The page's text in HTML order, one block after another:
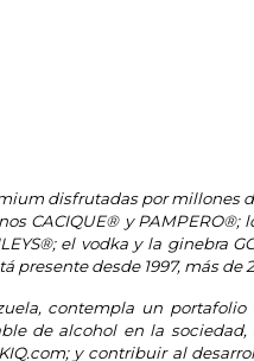
disfrutadas por millones
y PAMPERO®;
el vodka y la ginebra
presente desde 1997, más
contempla un
de alcohol en la
y contribuir al